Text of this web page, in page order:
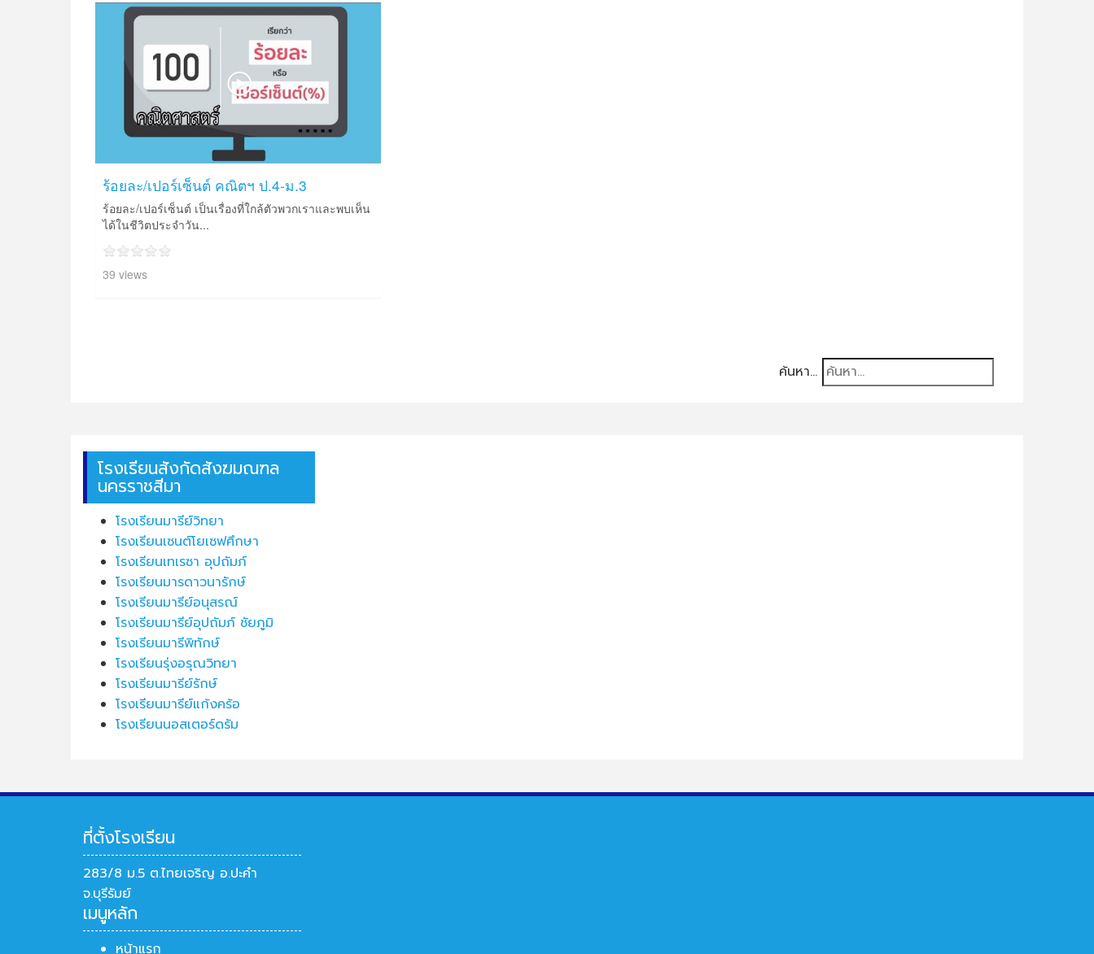
ร้อยละ/เปอร์เซ็นต์ คณิตฯ ป.4-ม.3
ร้อยละ/เปอร์เซ็นต์ เป็นเรื่องที่ใกล้ตัวพวกเราและพบเห็น
ได้ในชีวิตประจำวัน...
39 views
ค้นหา...
โรงเรียนสังกัดสังฆมณฑล
นครราชสีมา
โรงเรียนมารีย์วิทยา
โรงเรียนเซนต์โยเซฟศึกษา
โรงเรียนเทเรซา อุปถัมภ์
โรงเรียนมารดาวนารักษ์
โรงเรียนมารีย์อนุสรณ์
โรงเรียนมารีย์อุปถัมภ์ ชัยภูมิ
โรงเรียนมารีพิทักษ์
โรงเรียนรุ่งอรุณวิทยา
โรงเรียนมารีย์รักษ์
โรงเรียนมารีย์แก้งคร้อ
โรงเรียนนอสเตอร์ดรัม
ที่ตั้งโรงเรียน
283/8 ม.5 ต.ไทยเจริญ อ.ปะคำ
จ.บุรีรัมย์
เมนูหลัก
หน้าแรก